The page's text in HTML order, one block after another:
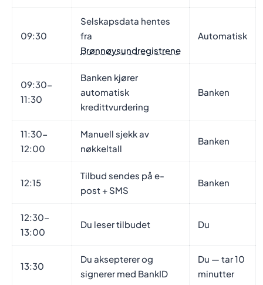
09:30
Selskapsdata hentes
fra
Brønnøysundregistrene
Automatisk
09:30-
11:30
Banken kjører
automatisk
kredittvurdering
Banken
11:30-
12:00
Manuell sjekk av
nøkkeltall
Banken
12:15
Tilbud sendes på e-
post + SMS
Banken
12:30-
13:00
Du leser tilbudet Du
13:30
Du aksepterer og
signerer med BankID
Du — tar 10
minutter